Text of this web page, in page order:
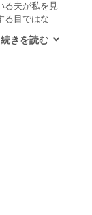
る夫が私を見
る目ではな
涙がこぼれて